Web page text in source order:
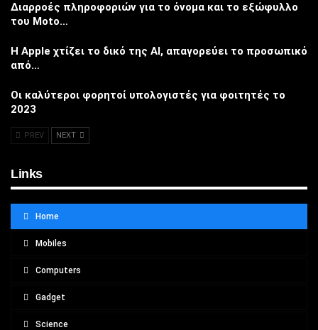
Διαρροές πληροφοριών για το όνομα και το εξώφυλλο
του Moto…
Η Apple χτίζει το δικό της AI, απαγορεύει το προσωπικό
από…
Οι καλύτεροι φορητοί υπολογιστές για φοιτητές το
2023
PREV NEXT
Links
Home
Mobiles
Computers
Gadget
Science